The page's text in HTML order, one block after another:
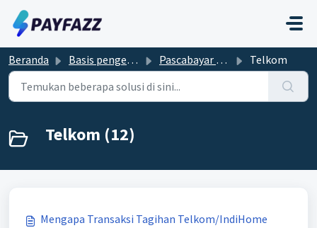
Lewatkan ke konten utama
Beranda Basis pengetahuan Pascabayar dan Prabayar Telkom
Telkom (12)
Mengapa Transaksi Tagihan Telkom/IndiHome